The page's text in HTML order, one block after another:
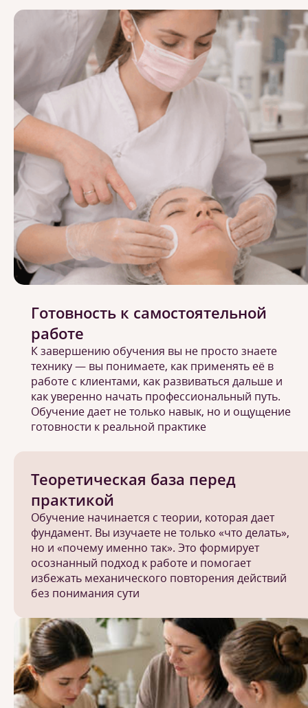
Теоретическая база перед
практикой
Обучение начинается с теории, которая дает
фундамент. Вы изучаете не только «что делать»,
но и «почему именно так». Это формирует
осознанный подход к работе и помогает
избежать механического повторения действий
без понимания сути
Готовность к самостоятельной
работе
К завершению обучения вы не просто знаете
технику — вы понимаете, как применять её в
работе с клиентами, как развиваться дальше и
как уверенно начать профессиональный путь.
Обучение дает не только навык, но и ощущение
готовности к реальной практике